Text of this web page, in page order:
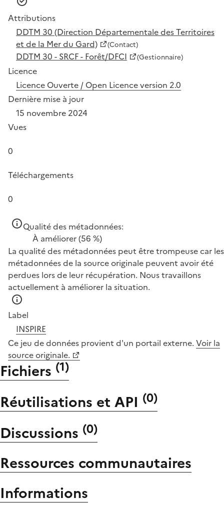
Attributions
DDTM 30 (Direction Départementale des Territoires
et de la Mer du Gard)
(Contact)
DDTM 30 - SRCF - Forêt/DFCI (Gestionnaire)
Licence
Licence Ouverte / Open Licence version 2.0
Dernière mise à jour
15 novembre 2024
Vues
0
Téléchargements
0
Qualité des métadonnées:
À améliorer(56 %)
La qualité des métadonnées peut être trompeuse car les
métadonnées de la source originale peuvent avoir été
perdues lors de leur récupération. Nous travaillons
actuellement à améliorer la situation.
Label
INSPIRE
Ce jeu de données provient d'un portail externe. Voir la
source originale.
Fichiers (1)
Réutilisations et API (0)
Discussions (0)
Ressources communautaires
Informations